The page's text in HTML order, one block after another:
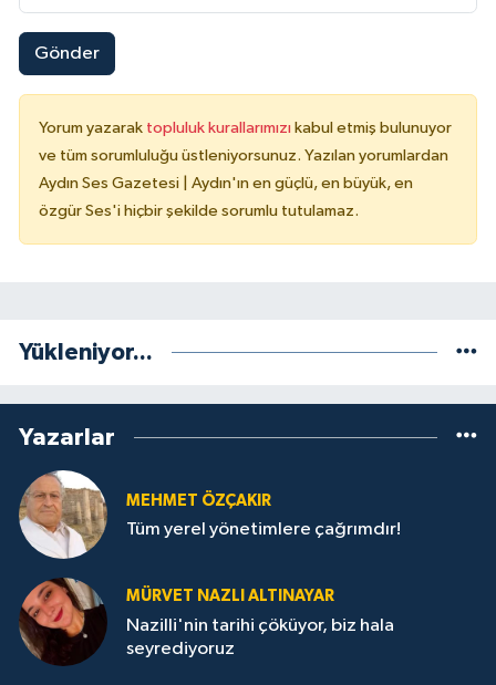
Gönder
Yorum yazarak topluluk kurallarımızı kabul etmiş bulunuyor
ve tüm sorumluluğu üstleniyorsunuz. Yazılan yorumlardan
Aydın Ses Gazetesi | Aydın'ın en güçlü, en büyük, en
özgür Ses'i hiçbir şekilde sorumlu tutulamaz.
Yükleniyor...
Yazarlar
MEHMET ÖZÇAKIR
Tüm yerel yönetimlere çağrımdır!
MÜRVET NAZLI ALTINAYAR
Nazilli'nin tarihi çöküyor, biz hala
seyrediyoruz